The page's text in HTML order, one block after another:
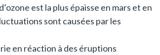
est la plus épaisse en mars et en
sont causées par les
en réaction à des éruptions